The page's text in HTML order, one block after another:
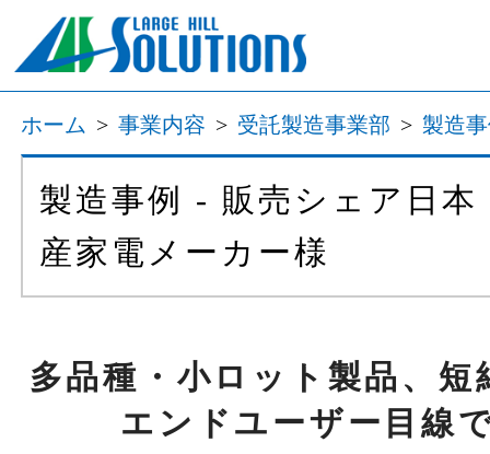
ホーム > 事業内容 > 受託製造事業部 > 製造
製造事例 - 販売シェア日
産家電メーカー様
多品種・小ロット製品、
エンドユーザー目線